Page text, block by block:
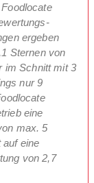
ergeben
Sternen von
im Schnitt mit 3
nur 9
eine
max. 5
eine
von 2,7